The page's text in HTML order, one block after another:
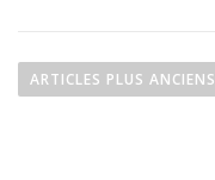
aARTICLES PLUS ANCIENS